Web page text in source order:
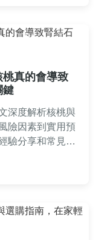
真的會導致
鍵
深度解析核桃與
險因素到實用預
驗分享和常見問